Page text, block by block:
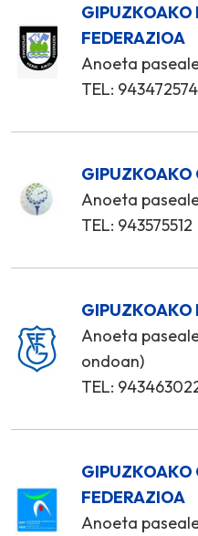
GIPUZKOAKO
FEDERAZIOA
Anoeta
TEL: 943472574
GIPUZKOAKO
Anoeta
TEL: 943575512
GIPUZKOAKO
Anoeta
ondoan)
TEL:
GIPUZKOAKO
FEDERAZIOA
Anoeta